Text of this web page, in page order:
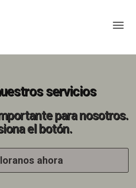
servicios
para nosotros.
el botón.
ahora